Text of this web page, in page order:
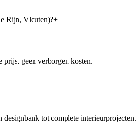
Rijn, Vleuten)?+
geen verborgen kosten.
tot complete interieurprojecten.